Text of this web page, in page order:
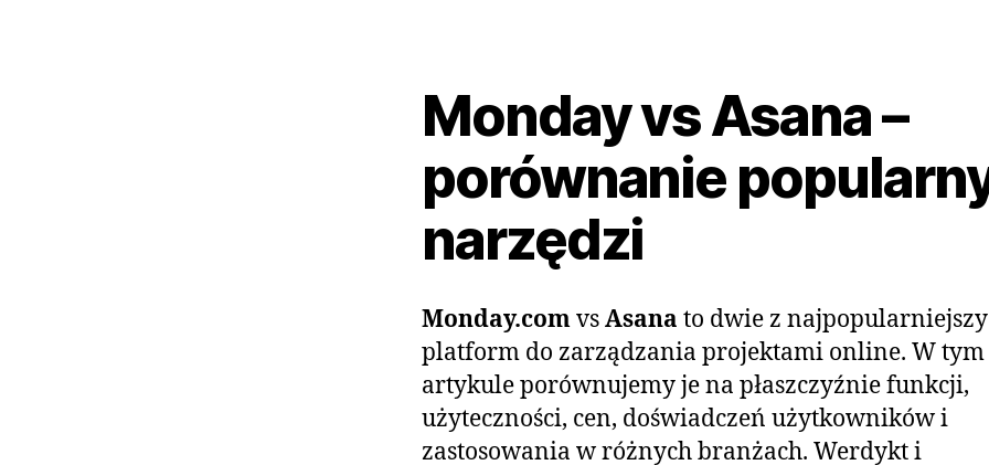
Monday vs Asana –
porównanie
narzędzi
Monday.comvsAsana to dwie z
platform do zarządzania projektami online. W tym
artykule porównujemy je na płaszczyźnie funkcji,
użyteczności, cen, doświadczeń użytkowników i
zastosowania w różnych branżach. Werdykt i